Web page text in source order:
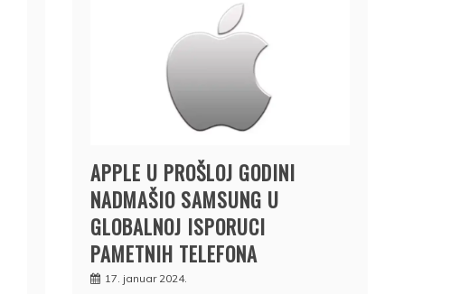
APPLE U PROŠLOJ GODINI
NADMAŠIO SAMSUNG U
GLOBALNOJ ISPORUCI
PAMETNIH TELEFONA
17. januar 2024.